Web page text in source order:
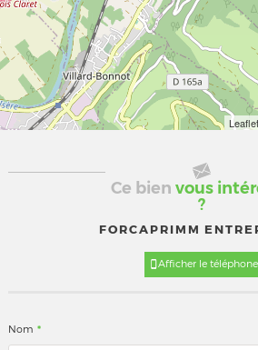
Leaflet
Ce bien vous
?
FORCAPRIMM
Afficher le téléphone
Nom *